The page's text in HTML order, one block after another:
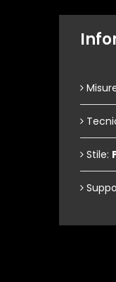
Stile: